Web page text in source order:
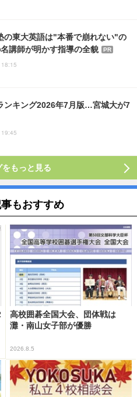
の東大英語は"本番で崩れない"の
講師が明かす指導の全貌
PR
ンキング2026年7月版…宮城大が7
をもっと見る
もおすすめ
高校囲碁全国大会、団体戦は
灘・南山女子部が優勝
2026.8.5